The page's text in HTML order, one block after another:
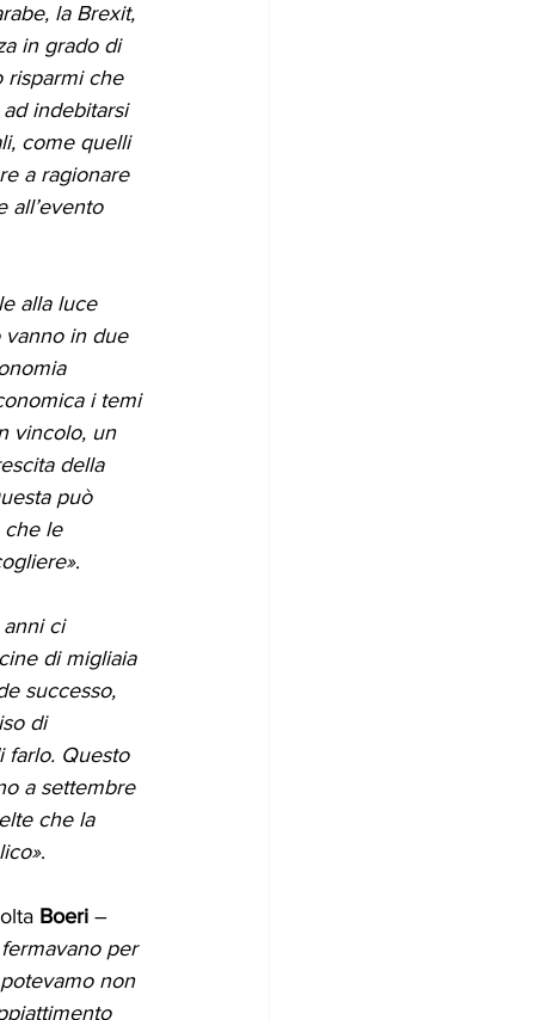
la Brexit,
in grado di
risparmi che
indebitarsi
come quelli
a ragionare
all’evento
alla luce
vanno in due
i temi
vincolo, un
della
può
che le
.
anni ci
di migliaia
successo,
di
farlo. Questo
a settembre
che la
.
Boeri –
per
non